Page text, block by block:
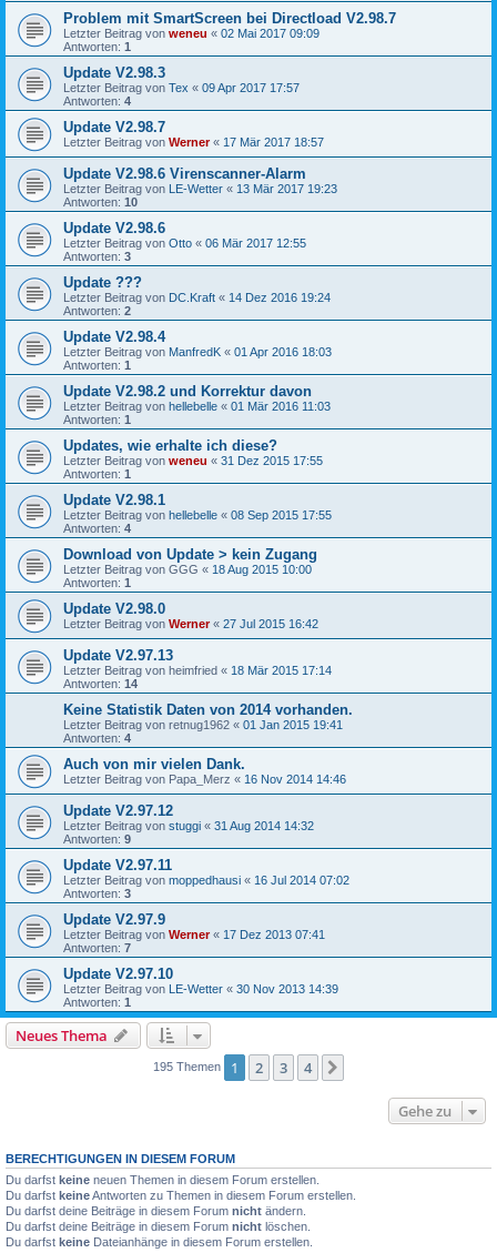
Problem mit SmartScreen bei Directload V2.98.7
Letzter Beitrag von weneu « 02 Mai 2017 09:09
Antworten: 1
Update V2.98.3
Letzter Beitrag von Tex « 09 Apr 2017 17:57
Antworten: 4
Update V2.98.7
Letzter Beitrag von Werner« 17 Mär 2017 18:57
Update V2.98.6 Virenscanner-Alarm
Letzter Beitrag von LE-Wetter « 13 Mär 2017 19:23
Antworten: 10
Update V2.98.6
Letzter Beitrag von Otto « 06 Mär 2017 12:55
Antworten: 3
Update ???
Letzter Beitrag von DC.Kraft « 14 Dez 2016 19:24
Antworten: 2
Update V2.98.4
Letzter Beitrag von ManfredK « 01 Apr 2016 18:03
Antworten: 1
Update V2.98.2 und Korrektur davon
Letzter Beitrag von hellebelle « 01 Mär 2016 11:03
Antworten: 1
Updates, wie erhalte ich diese?
Letzter Beitrag von weneu « 31 Dez 2015 17:55
Antworten: 1
Update V2.98.1
Letzter Beitrag von hellebelle « 08 Sep 2015 17:55
Antworten: 4
Download von Update > kein Zugang
Letzter Beitrag von GGG « 18 Aug 2015 10:00
Antworten: 1
Update V2.98.0
Letzter Beitrag von Werner« 27 Jul 2015 16:42
Update V2.97.13
Letzter Beitrag von heimfried « 18 Mär 2015 17:14
Antworten: 14
Keine Statistik Daten von 2014 vorhanden.
Letzter Beitrag von retnug1962 « 01 Jan 2015 19:41
Antworten: 4
Auch von mir vielen Dank.
Letzter Beitrag von Papa_Merz « 16 Nov 2014 14:46
Update V2.97.12
Letzter Beitrag von stuggi « 31 Aug 2014 14:32
Antworten: 9
Update V2.97.11
Letzter Beitrag von moppedhausi « 16 Jul 2014 07:02
Antworten: 3
Update V2.97.9
Letzter Beitrag von Werner« 17 Dez 2013 07:41
Antworten: 7
Update V2.97.10
Letzter Beitrag von LE-Wetter « 30 Nov 2013 14:39
Antworten: 1
Neues Thema
195 Themen 1 2 3 4
Gehe zu
BERECHTIGUNGEN IN DIESEM FORUM
Du darfst keine neuen Themen in diesem Forum erstellen.
Du darfst keineAntworten zu Themen in diesem Forum erstellen.
Du darfst deine Beiträge in diesem Forum nicht ändern.
Du darfst deine Beiträge in diesem Forum nicht löschen.
Du darfst keine Dateianhänge in diesem Forum erstellen.